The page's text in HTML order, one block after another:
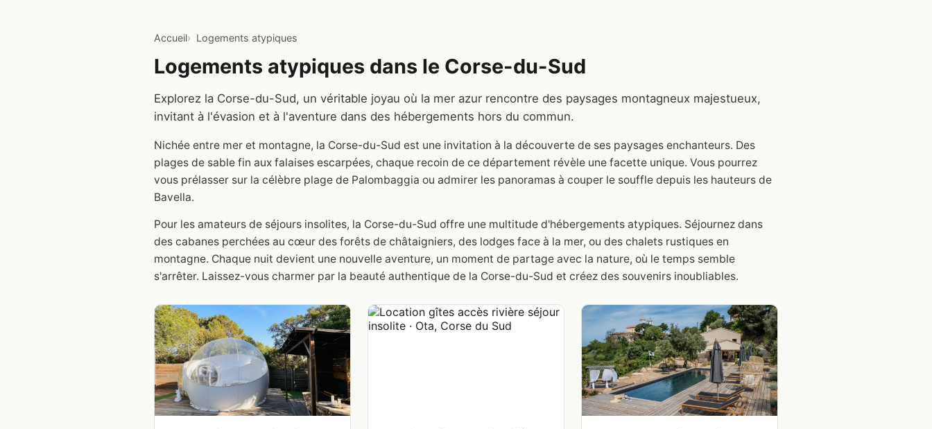
Accueil Logements atypiques
Logements atypiques dans le Corse-du-Sud
Explorez la Corse-du-Sud, un véritable joyau où la mer azur rencontre des paysages montagneux majestueux,
invitant à l'évasion et à l'aventure dans des hébergements hors du commun.
Nichée entre mer et montagne, la Corse-du-Sud est une invitation à la découverte de ses paysages enchanteurs. Des
plages de sable fin aux falaises escarpées, chaque recoin de ce département révèle une facette unique. Vous pourrez
vous prélasser sur la célèbre plage de Palombaggia ou admirer les panoramas à couper le souffle depuis les hauteurs de
Bavella.
Pour les amateurs de séjours insolites, la Corse-du-Sud offre une multitude d'hébergements atypiques. Séjournez dans
des cabanes perchées au cœur des forêts de châtaigniers, des lodges face à la mer, ou des chalets rustiques en
montagne. Chaque nuit devient une nouvelle aventure, un moment de partage avec la nature, où le temps semble
s'arrêter. Laissez-vous charmer par la beauté authentique de la Corse-du-Sud et créez des souvenirs inoubliables.